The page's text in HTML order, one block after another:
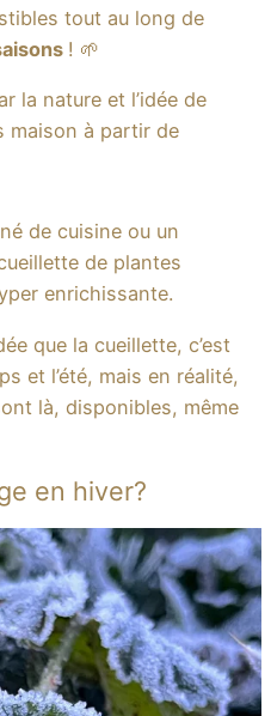
tout au long de
! 🌱
la nature et l’idée de
maison à partir de
de cuisine ou un
de plantes
enrichissante.
que la cueillette, c’est
et l’été, mais en réalité,
là, disponibles, même
en hiver?